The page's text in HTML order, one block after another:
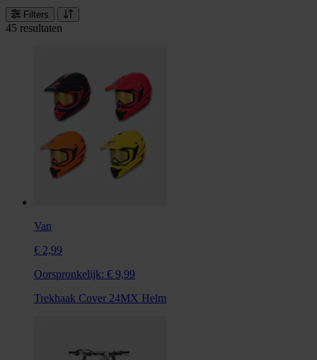
Filters
45 resultaten
Van
€ 2,99
Oorspronkelijk: € 9,99
Trekhaak Cover 24MX Helm